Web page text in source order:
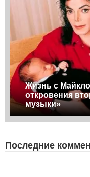
Жизнь с
откровения
музыки»
Последние